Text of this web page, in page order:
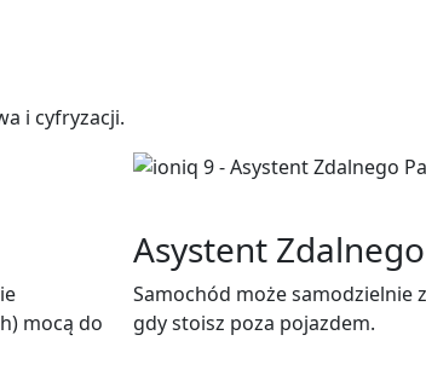
i cyfryzacji.
mocą do
Asystent
Samochód może
gdy stoisz poza pojazdem.